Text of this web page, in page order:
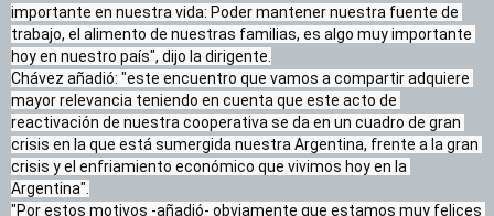
importante en nuestra vida: Poder mantener nuestra fuente de
trabajo, el alimento de nuestras familias, es algo muy importante
hoy en nuestro país", dijo la dirigente.
Chávez añadió: "este encuentro que vamos a compartir adquiere
mayor relevancia teniendo en cuenta que este acto de
reactivación de nuestra cooperativa se da en un cuadro de gran
crisis en la que está sumergida nuestra Argentina, frente a la gran
crisis y el enfriamiento económico que vivimos hoy en la
Argentina".
"Por estos motivos -añadió- obviamente que estamos muy felices